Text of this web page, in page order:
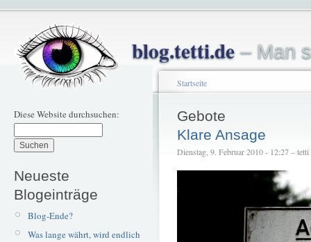
blog.tetti.de– Man
Diese Website durchsuchen:
Neueste
Blogeinträge
Blog-Ende?
Was lange währt, wird endlich
Startseite
Gebote
Klare Ansage
Dienstag, 9. Februar 2010 - 12:27 – tetti